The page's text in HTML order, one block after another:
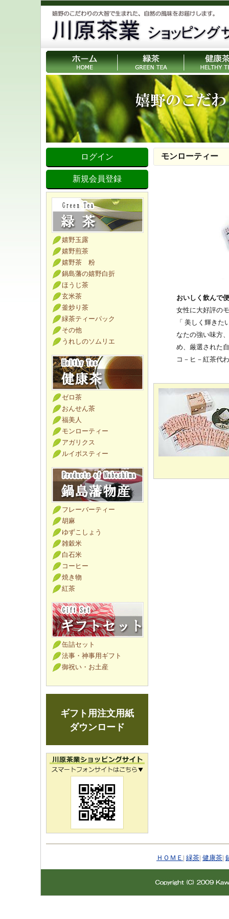
ログイン
新規会員登録
嬉野玉露
嬉野煎茶
嬉野茶 粉
鍋島藩の嬉野白折
ほうじ茶
玄米茶
釜炒り茶
緑茶ティーパック
その他
うれしのソムリエ
ゼロ茶
おんせん茶
福美人
モンローティー
アガリクス
ルイボスティー
フレーバーティー
胡麻
ゆずこしょう
雑穀米
白石米
コーヒー
焼き物
紅茶
缶詰セット
法事・神事用ギフト
御祝い・お土産
ギフト用注文用紙
ダウンロード
モンローティー
おいしく飲んで
女性に大好評の
「 美しく輝き
なたの強い味方
め、厳選された
コ－ヒ－紅茶代
ＨＯＭＥ | 緑茶| 健康茶|